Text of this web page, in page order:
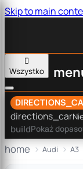
Skip to main

Wszystko
directions_car
buildPokaż
home Audi A3